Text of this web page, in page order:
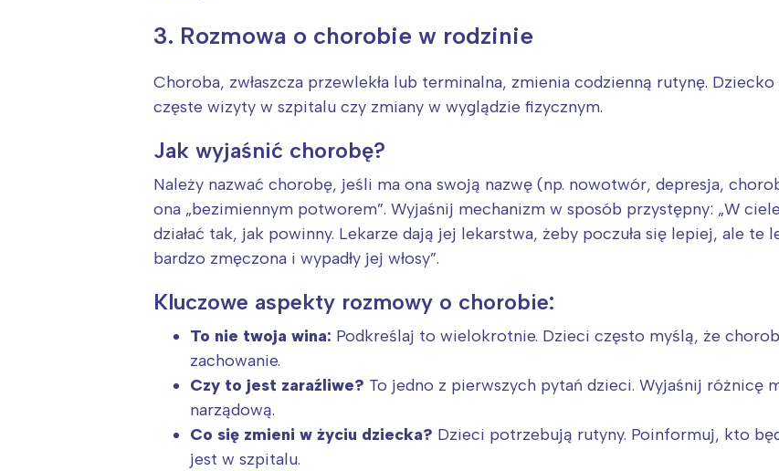
3. Rozmowa o chorobie w rodzinie
Choroba, zwłaszcza przewlekła lub terminalna, zmienia codzienną rutynę.
częste wizyty w szpitalu czy zmiany w wyglądzie fizycznym.
Jak wyjaśnić chorobę?
Należy nazwać chorobę, jeśli ma ona swoją nazwę (np. nowotwór, depresja,
ona „bezimiennym potworem”. Wyjaśnij mechanizm w sposób przystępny: „W
działać tak, jak powinny. Lekarze dają jej lekarstwa, żeby poczuła się lepiej, ale te
bardzo zmęczona i wypadły jej włosy”.
Kluczowe aspekty rozmowy o chorobie:
To nie twoja wina: Podkreślaj to wielokrotnie. Dzieci często myślą, że
zachowanie.
Czy to jest zaraźliwe? To jedno z pierwszych pytań dzieci. Wyjaśnij różnicę
narządową.
Co się zmieni w życiu dziecka? Dzieci potrzebują rutyny. Poinformuj, kto
jest w szpitalu.